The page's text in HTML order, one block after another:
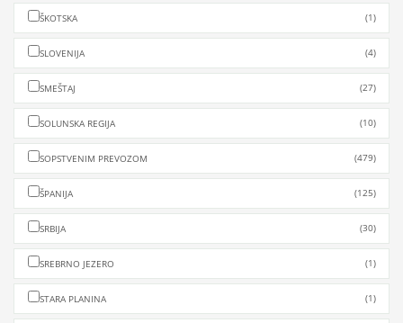
ŠKOTSKA (1)
SLOVENIJA (4)
SMEŠTAJ (27)
SOLUNSKA REGIJA (10)
SOPSTVENIM PREVOZOM (479)
ŠPANIJA (125)
SRBIJA (30)
SREBRNO JEZERO (1)
STARA PLANINA (1)